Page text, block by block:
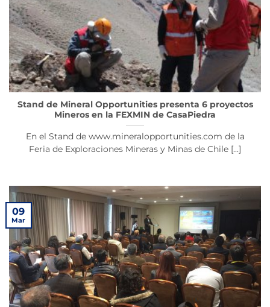
Stand de Mineral Opportunities presenta 6 proyectos
Mineros en la FEXMIN de CasaPiedra
En el Stand de www.mineralopportunities.com de la
Feria de Exploraciones Mineras y Minas de Chile [...]
09
Mar